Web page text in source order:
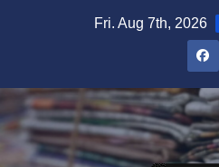
Fri. Aug 7th, 2026